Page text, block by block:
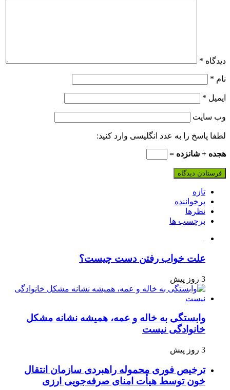
دیدگاه *
نام *
ایمیل *
وب‌ سایت
لطفا پاسخ را به عدد انگلیسی وارد کنید:
هجده + شانزده =
تازه
پرخواننده
نظرها
برچسب ها
علت خواب رفتن دست چیست؟
3 روز پیش
وابستگی به خاله و عمه، همیشه نشانه مشکل
خانوادگی نیست
3 روز پیش
ترخیص فوری محموله راهبردی سازمان انتقال
خون توسط هیأت امنای صرفه‌جویی ارزی